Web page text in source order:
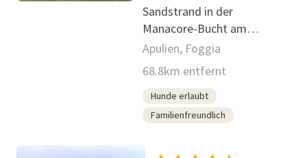
Sandstrand in der
Manacore-Bucht am
Gargano
Apulien, Foggia
68.8km entfernt
Hunde erlaubt
Familienfreundlich